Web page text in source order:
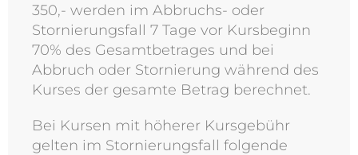
350,- werden im Abbruchs- oder
Stornierungsfall 7 Tage vor Kursbeginn
70% des Gesamtbetrages und bei
Abbruch oder Stornierung während des
Kurses der gesamte Betrag berechnet.
Bei Kursen mit höherer Kursgebühr
gelten im Stornierungsfall folgende